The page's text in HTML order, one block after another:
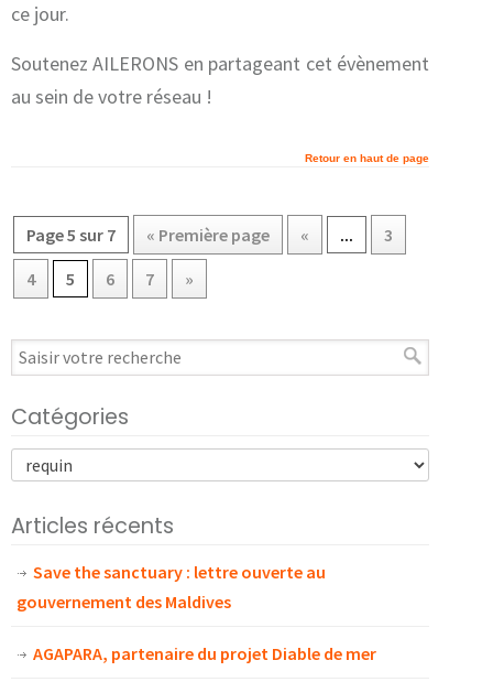
ce jour.
Soutenez AILERONS en partageant cet évènement
au sein de votre réseau !
Retour en haut de page
Page 5 sur 7 « Première page « ...
3
4
5 6 7 »
Catégories
Articles récents
Save the sanctuary : lettre ouverte au
gouvernement des Maldives
AGAPARA, partenaire du projet Diable de mer